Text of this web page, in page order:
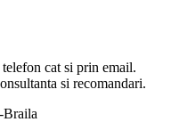
cat si prin email.
si recomandari.
Braila